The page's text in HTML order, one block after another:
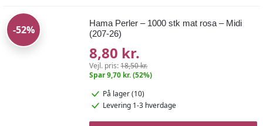
-52%
Hama Perler – 1000 stk mat rosa – Midi
(207-26)
8,80 kr.
Vejl. pris:18,50 kr.
Spar 9,70 kr. (52%)
På lager (10)
Levering 1-3 hverdage